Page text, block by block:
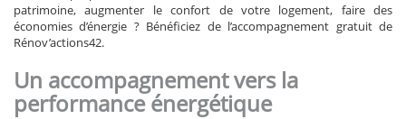
patrimoine, augmenter le confort de votre logement, faire des
économies d’énergie ? Bénéficiez de l’accompagnement gratuit de
Rénov’actions42.
Un accompagnement vers la
performance énergétique